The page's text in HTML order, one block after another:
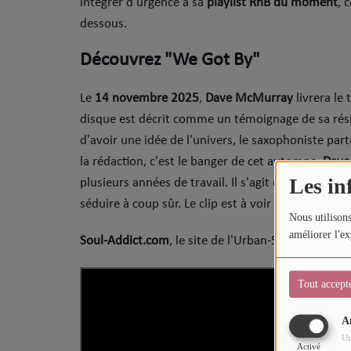
Les
Nous
améliorer
Tout
Activé
intégrer d'urgence à sa playlist RnB du moment,
dessous.
Découvrez "We Got By"
Le 14 novembre 2025, Dave McMurray livrera le
disque est décrit comme un témoignage de sa
d'avoir une idée de l'univers, le saxophoniste
la rédaction, c'est le banger de cet automne.Dave
plusieurs années de travail. Il s'agit d'une reprise
séduire à coup sûr. Le clip est à voir un peu plus
Soul-Addict.com, le site de l'Urban-Soul Culture